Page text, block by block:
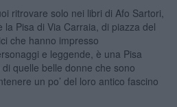
ritrovare solo nei libri di Afo Sartori,
la Pisa di Via Carraia, di piazza del
che hanno impresso
e leggende, è una Pisa
quelle belle donne che sono
un po’ del loro antico fascino